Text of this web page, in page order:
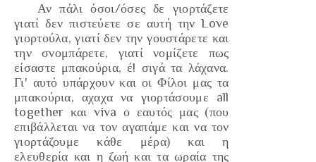
Αν πάλι όσοι/όσες δε γιορτάζετε
γιατί δεν πιστεύετε σε αυτή την Love
γιορτούλα, γιατί δεν την γουστάρετε και
την σνομπάρετε, γιατί νομίζετε πως
είσαστε μπακούρια, έ! σιγά τα λάχανα.
Γι' αυτό υπάρχουν και οι Φίλοι μας τα
μπακούρια, αχαχα να γιορτάσουμε all
together και viva ο εαυτός μας (που
επιβάλλεται να τον αγαπάμε και να τον
γιορτάζουμε κάθε μέρα) και η
ελευθερία και η ζωή και τα ωραία της